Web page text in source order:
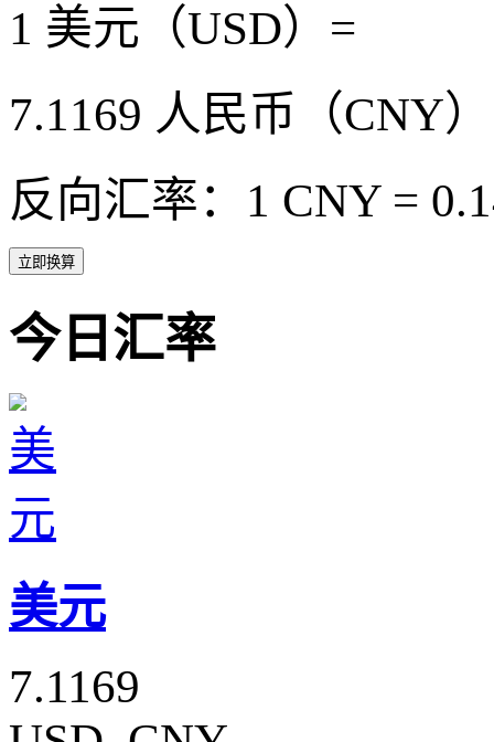
1 美元（USD）=
7.1169 人民币（CNY）
反向汇率：1 CNY =
立即换算
今日汇率
美元
7.1169